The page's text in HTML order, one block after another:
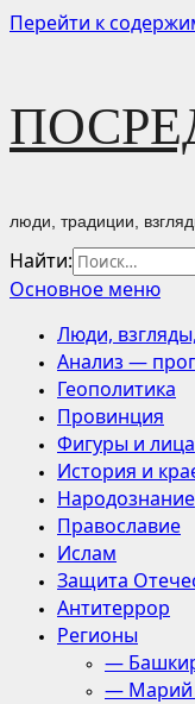
Перейти к
люди, традиции,
Найти:
Основное меню
Люди,
Анализ —
Геополитика
Провинция
Фигуры и лица
История и
Народознание
Православие
Ислам
Защита
Антитеррор
Регионы
—
— Марий